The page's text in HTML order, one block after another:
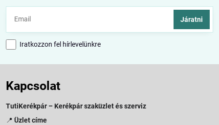
Járatni
Iratkozzon fel hírlevelünkre
Kapcsolat
TutiKerékpár – Kerékpár szaküzlet és szerviz
📍 Üzlet címe